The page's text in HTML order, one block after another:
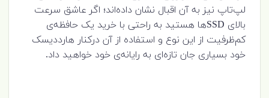
لپ‌تاپ نیز به آن اقبال نشان داده‌اند؛ اگر عاشق سرعت
بالای SSD‌ها هستید به راحتی با خرید یک حافظه‌ی
کم‌ظرفیت از این نوع و استفاده‌ از آن درکنار هارددیسک
خود بسیاری جان تازه‌ای به رایانه‌ی خود خواهید داد.